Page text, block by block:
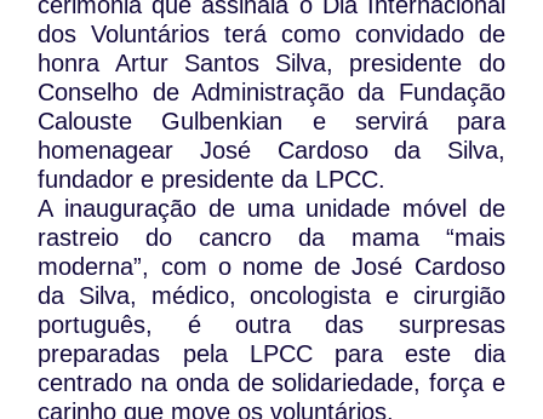
dos Voluntários terá como convidado de
honra Artur Santos Silva, presidente do
Conselho de Administração da Fundação
Calouste Gulbenkian e servirá para
homenagear José Cardoso da Silva,
fundador e presidente da LPCC.
A inauguração de uma unidade móvel de
rastreio do cancro da mama “mais
moderna”, com o nome de José Cardoso
da Silva, médico, oncologista e cirurgião
português, é outra das surpresas
preparadas pela LPCC para este dia
centrado na onda de solidariedade, força e
carinho que move os voluntários.